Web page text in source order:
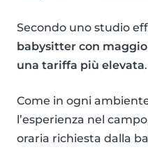
Secondo uno studio
babysitter con
una tariffa più elevata.
Come in ogni
l’esperienza nel
oraria richiesta dalla